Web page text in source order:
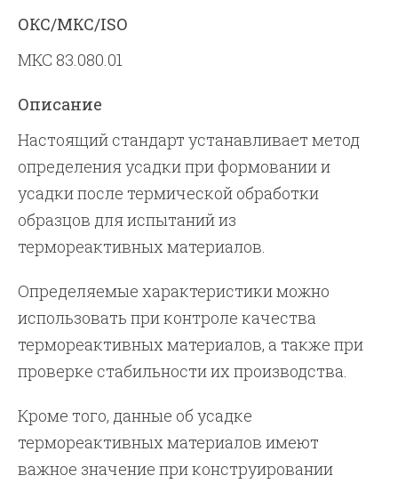
ОКС/МКС/ISO
МКС 83.080.01
Описание
Настоящий стандарт устанавливает метод
определения усадки при формовании и
усадки после термической обработки
образцов для испытаний из
термореактивных материалов.
Определяемые характеристики можно
использовать при контроле качества
термореактивных материалов, а также при
проверке стабильности их производства.
Кроме того, данные об усадке
термореактивных материалов имеют
важное значение при конструировании